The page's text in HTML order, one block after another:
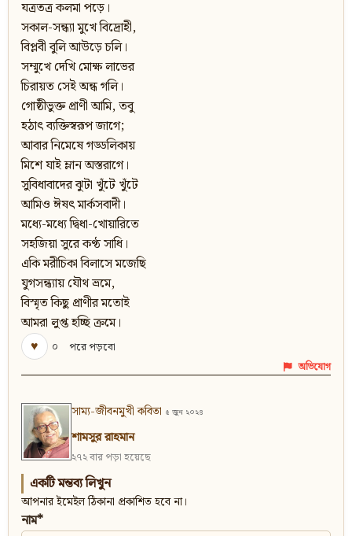
যত্রতত্র কলমা পড়ে।
সকাল-সন্ধ্যা মুখে বিদ্রোহী,
বিপ্লবী বুলি আউড়ে চলি।
সম্মুখে দেখি মোক্ষ লাভের
চিরায়ত সেই অন্ধ গলি।
গোষ্ঠীভুক্ত প্রাণী আমি, তবু
হঠাৎ ব্যক্তিস্বরূপ জাগে;
আবার নিমেষে গড্ডলিকায়
মিশে যাই ম্লান অস্তরাগে।
সুবিধাবাদের ঝুটা খুঁটে খুঁটে
আমিও ঈষৎ মার্কসবাদী।
মধ্যে-মধ্যে দ্বিধা-খোয়ারিতে
সহজিয়া সুরে কণ্ঠ সাধি।
একি মরীচিকা বিলাসে মজেছি
যুগসন্ধ্যায় যৌথ ভ্রমে,
বিস্মৃত কিছু প্রাণীর মতোই
আমরা লুপ্ত হচ্ছি ক্রমে।
♥
০ পরে পড়বো
অভিযোগ
সাম্য-জীবনমুখী কবিতা ৫ জুন ২০২৪
শামসুর রাহমান
২৭২ বার পড়া হয়েছে
একটি মন্তব্য লিখুন
আপনার ইমেইল ঠিকানা প্রকাশিত হবে না।
নাম*